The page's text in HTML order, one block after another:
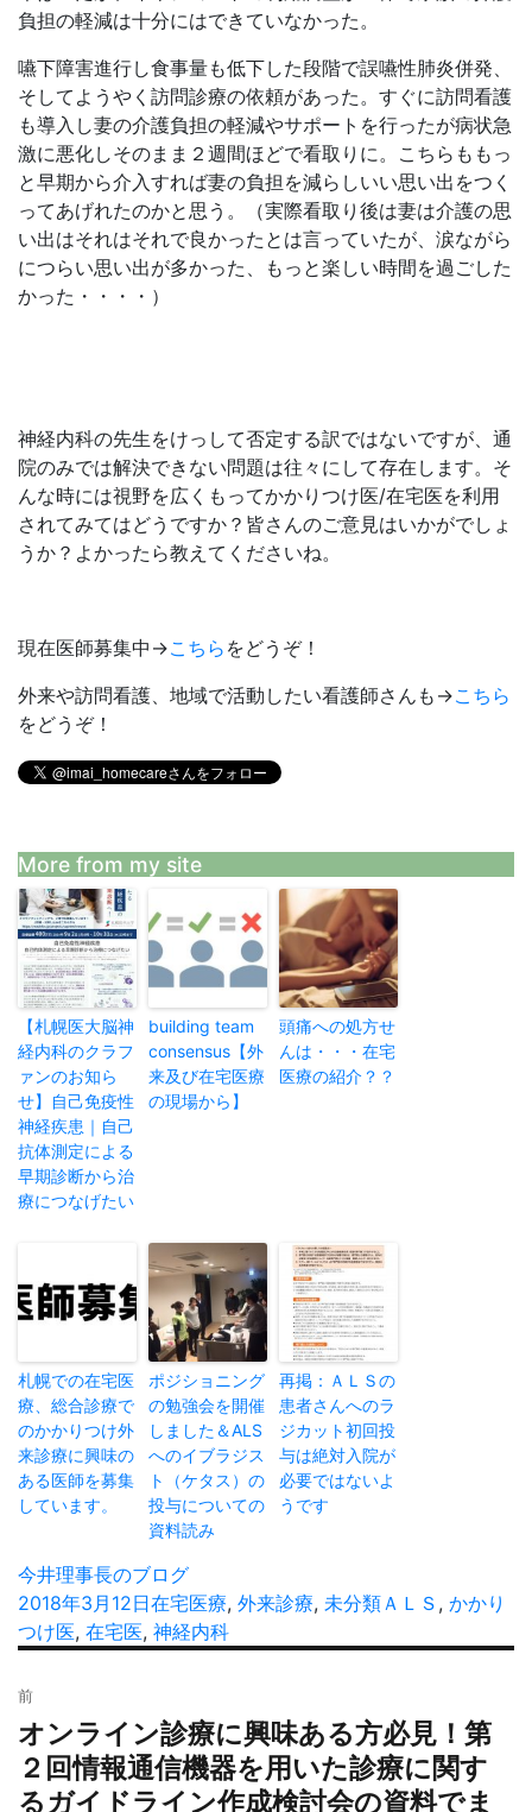
負担の軽減は十分にはできていなかった。
嚥下障害進行し食事量も低下した段階で誤嚥性肺炎併発、
そしてようやく訪問診療の依頼があった。すぐに訪問看護
も導入し妻の介護負担の軽減やサポートを行ったが病状急
激に悪化しそのまま２週間ほどで看取りに。こちらももっ
と早期から介入すれば妻の負担を減らしいい思い出をつく
ってあげれたのかと思う。（実際看取り後は妻は介護の思
い出はそれはそれで良かったとは言っていたが、涙ながら
につらい思い出が多かった、もっと楽しい時間を過ごした
かった・・・・）
神経内科の先生をけっして否定する訳ではないですが、通
院のみでは解決できない問題は往々にして存在します。そ
んな時には視野を広くもってかかりつけ医/在宅医を利用
されてみてはどうですか？皆さんのご意見はいかがでしょ
うか？よかったら教えてくださいね。
現在医師募集中→こちら をどうぞ！
外来や訪問看護、地域で活動したい看護師さんも→こちら
をどうぞ！
More from my site
【札幌医大脳神
経内科のクラフ
ァンのお知ら
せ】自己免疫性
神経疾患｜自己
抗体測定による
早期診断から治
療につなげたい
building team
consensus【外
来及び在宅医療
の現場から】
頭痛への処方せ
んは・・・在宅
医療の紹介？？
札幌での在宅医
療、総合診療で
のかかりつけ外
来診療に興味の
ある医師を募集
しています。
ポジショニング
の勉強会を開催
しました＆ALS
へのイブラジス
ト（ケタス）の
投与についての
資料読み
再掲：ＡＬＳの
患者さんへのラ
ジカット初回投
与は絶対入院が
必要ではないよ
うです
投
稿
者
今井理事長のブログ
投
稿
2018年3月12日カ
テ
ー
在宅医療, 外来診療, 未分類 タ
ＡＬＳ , かかり
つけ医, 在宅医, 神経内科
稿
ナ
ビ
ゲ
前
過
去
の
オンライン診療に興味ある方必見！第
２回情報通信機器を用いた診療に関す
るガイドライン作成検討会の資料でま